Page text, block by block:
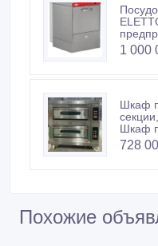
1 000
Шкаф
Шкаф
728
Похожие